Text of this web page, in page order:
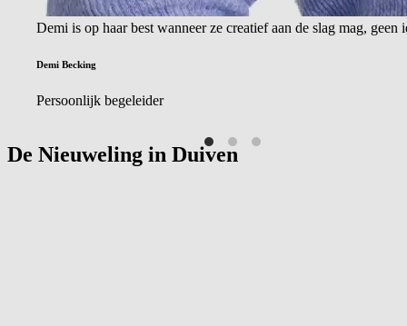
Demi is op haar best wanneer ze creatief aan de slag mag,
Demi Becking
Persoonlijk begeleider
De Nieuweling in Duiven